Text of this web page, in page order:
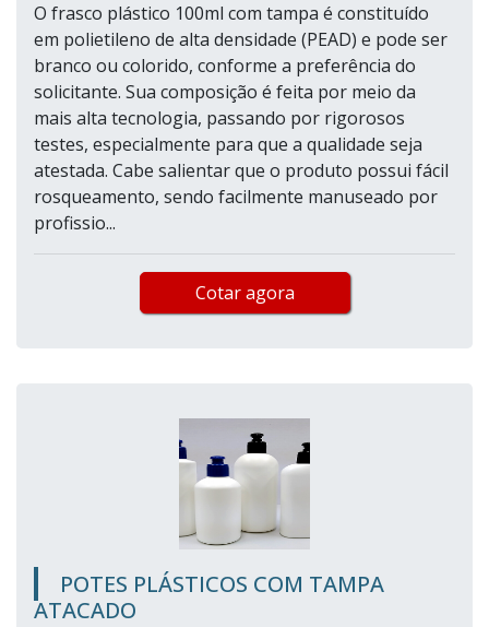
O frasco plástico 100ml com tampa é constituído
em polietileno de alta densidade (PEAD) e pode ser
branco ou colorido, conforme a preferência do
solicitante. Sua composição é feita por meio da
mais alta tecnologia, passando por rigorosos
testes, especialmente para que a qualidade seja
atestada. Cabe salientar que o produto possui fácil
rosqueamento, sendo facilmente manuseado por
profissio...
Cotar agora
POTES PLÁSTICOS COM TAMPA
ATACADO